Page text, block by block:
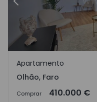
Anterior
Olhão, Faro
Apartamento
Olhão, Faro
Comprar 410.000 €